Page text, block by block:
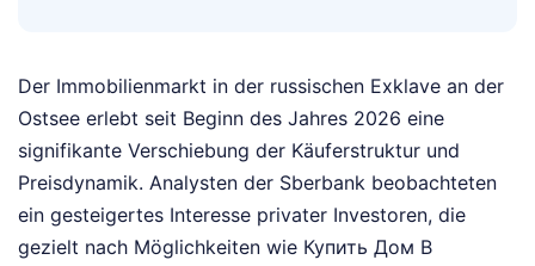
Der Immobilienmarkt in der russischen Exklave an der
Ostsee erlebt seit Beginn des Jahres 2026 eine
signifikante Verschiebung der Käuferstruktur und
Preisdynamik. Analysten der Sberbank beobachteten
ein gesteigertes Interesse privater Investoren, die
gezielt nach Möglichkeiten wie Купить Дом В